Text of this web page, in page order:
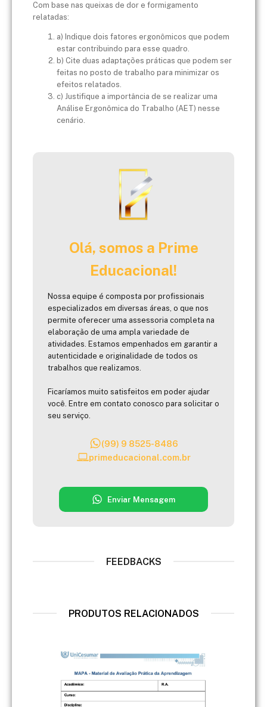
Com base nas queixas de dor e formigamento
relatadas:
a) Indique dois fatores ergonômicos que podem
estar contribuindo para esse quadro.
b) Cite duas adaptações práticas que podem ser
feitas no posto de trabalho para minimizar os
efeitos relatados.
c) Justifique a importância de se realizar uma
Análise Ergonômica do Trabalho (AET) nesse
cenário.
Olá, somos a Prime
Educacional!
Nossa equipe é composta por profissionais
especializados em diversas áreas, o que nos
permite oferecer uma assessoria completa na
elaboração de uma ampla variedade de
atividades. Estamos empenhados em garantir a
autenticidade e originalidade de todos os
trabalhos que realizamos.
Ficaríamos muito satisfeitos em poder ajudar
você. Entre em contato conosco para solicitar o
seu serviço.
(99) 9 8525-8486
primeducacional.com.br
Enviar Mensagem
FEEDBACKS
PRODUTOS RELACIONADOS